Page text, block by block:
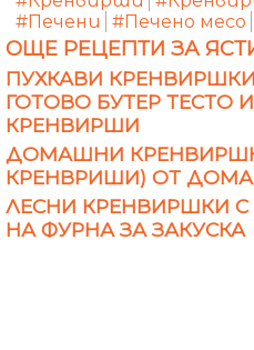
#Печени
#Печено месо
ОЩЕ РЕЦЕПТИ ЗА
ПУХКАВИ
ГОТОВО БУТЕР ТЕСТО
КРЕНВИРШИ
ДОМАШНИ
КРЕНВРИШИ) ОТ
ЛЕСНИ КРЕНВИРШКИ С
НА ФУРНА ЗА ЗАКУСКА